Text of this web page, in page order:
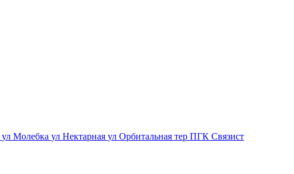
ул Молебка ул Нектарная ул Орбитальная тер ПГК Связист